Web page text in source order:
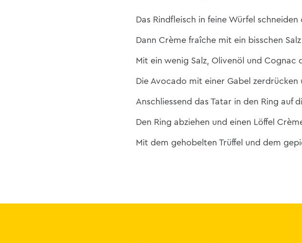
Das Rindfleisch in feine Würfel
Dann Crème fraîche mit ein bisschen
Mit ein wenig Salz Olivenöl und Cognac
Die Avocado mit einer Gabel zerdrücken
Anschliessend das Tatar in den Ring auf
Den Ring abziehen und einen Löffel
Mit dem gehobelten Trüffel und dem